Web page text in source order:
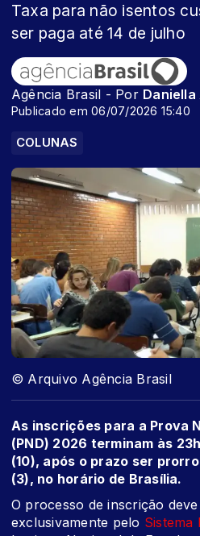
Taxa para não isentos
ser paga até 14 de julho
Agência Brasil - Por Daniella
Publicado em 06/07/2026 15:40
COLUNAS
© Arquivo Agência Brasil
As inscrições para a Prova
(PND) 2026 terminam às
(10), após o prazo ser
(3), no horário de Brasília.
O processo de inscrição
exclusivamente pelo Sistema